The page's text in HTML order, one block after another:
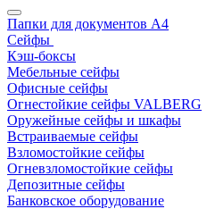
Папки для документов A4
Сейфы
Кэш-боксы
Мебельные сейфы
Офисные сейфы
Огнестойкие сейфы VALBERG
Оружейные сейфы и шкафы
Встраиваемые сейфы
Взломостойкие сейфы
Огневзломостойкие сейфы
Депозитные сейфы
Банковское оборудование